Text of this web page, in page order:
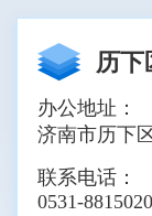
历下
办公地址：
济南市历下
联系电话：
0531-